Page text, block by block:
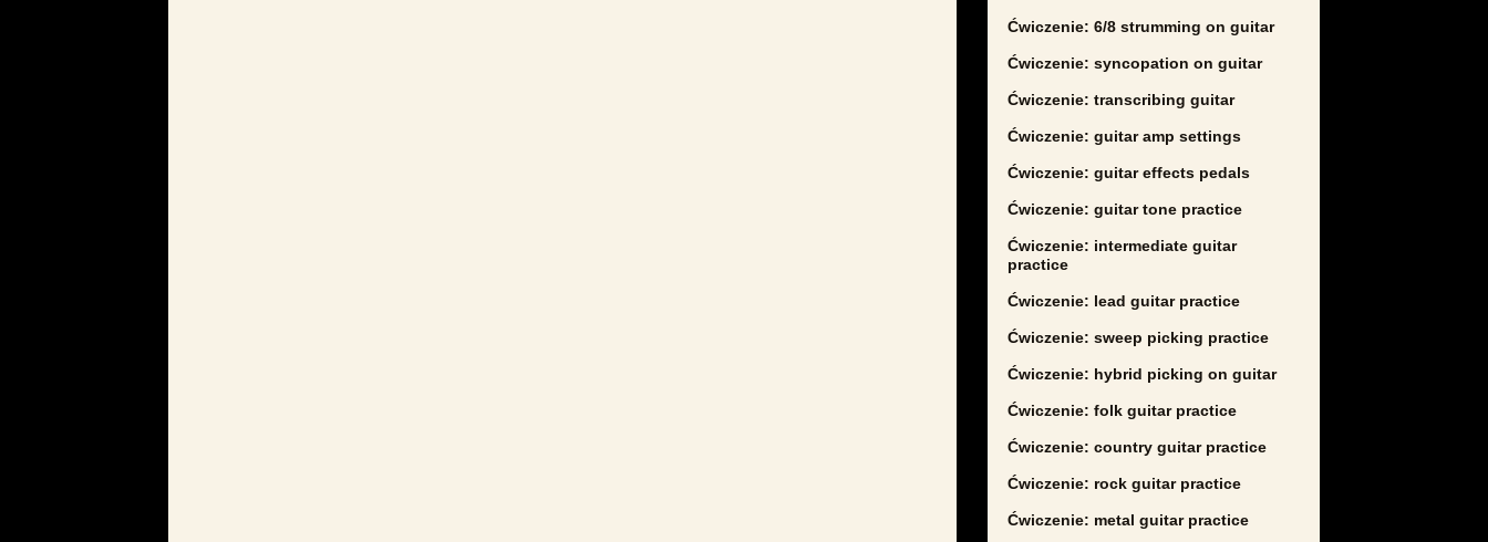
Ćwiczenie: 6/8 strumming on guitar
Ćwiczenie: syncopation on guitar
Ćwiczenie: transcribing guitar
Ćwiczenie: guitar amp settings
Ćwiczenie: guitar effects pedals
Ćwiczenie: guitar tone practice
Ćwiczenie: intermediate guitar
practice
Ćwiczenie: lead guitar practice
Ćwiczenie: sweep picking practice
Ćwiczenie: hybrid picking on guitar
Ćwiczenie: folk guitar practice
Ćwiczenie: country guitar practice
Ćwiczenie: rock guitar practice
Ćwiczenie: metal guitar practice